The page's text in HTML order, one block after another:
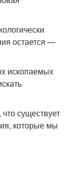
остается —
ископаемых
существует
которые мы